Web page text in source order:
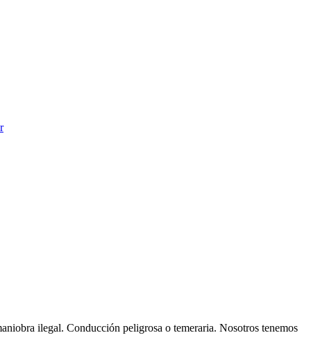
ilegal. Conducción peligrosa o temeraria. Nosotros tenemos